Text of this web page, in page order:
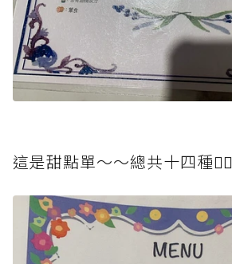
這是甜點單～～總共十四種👆🏻